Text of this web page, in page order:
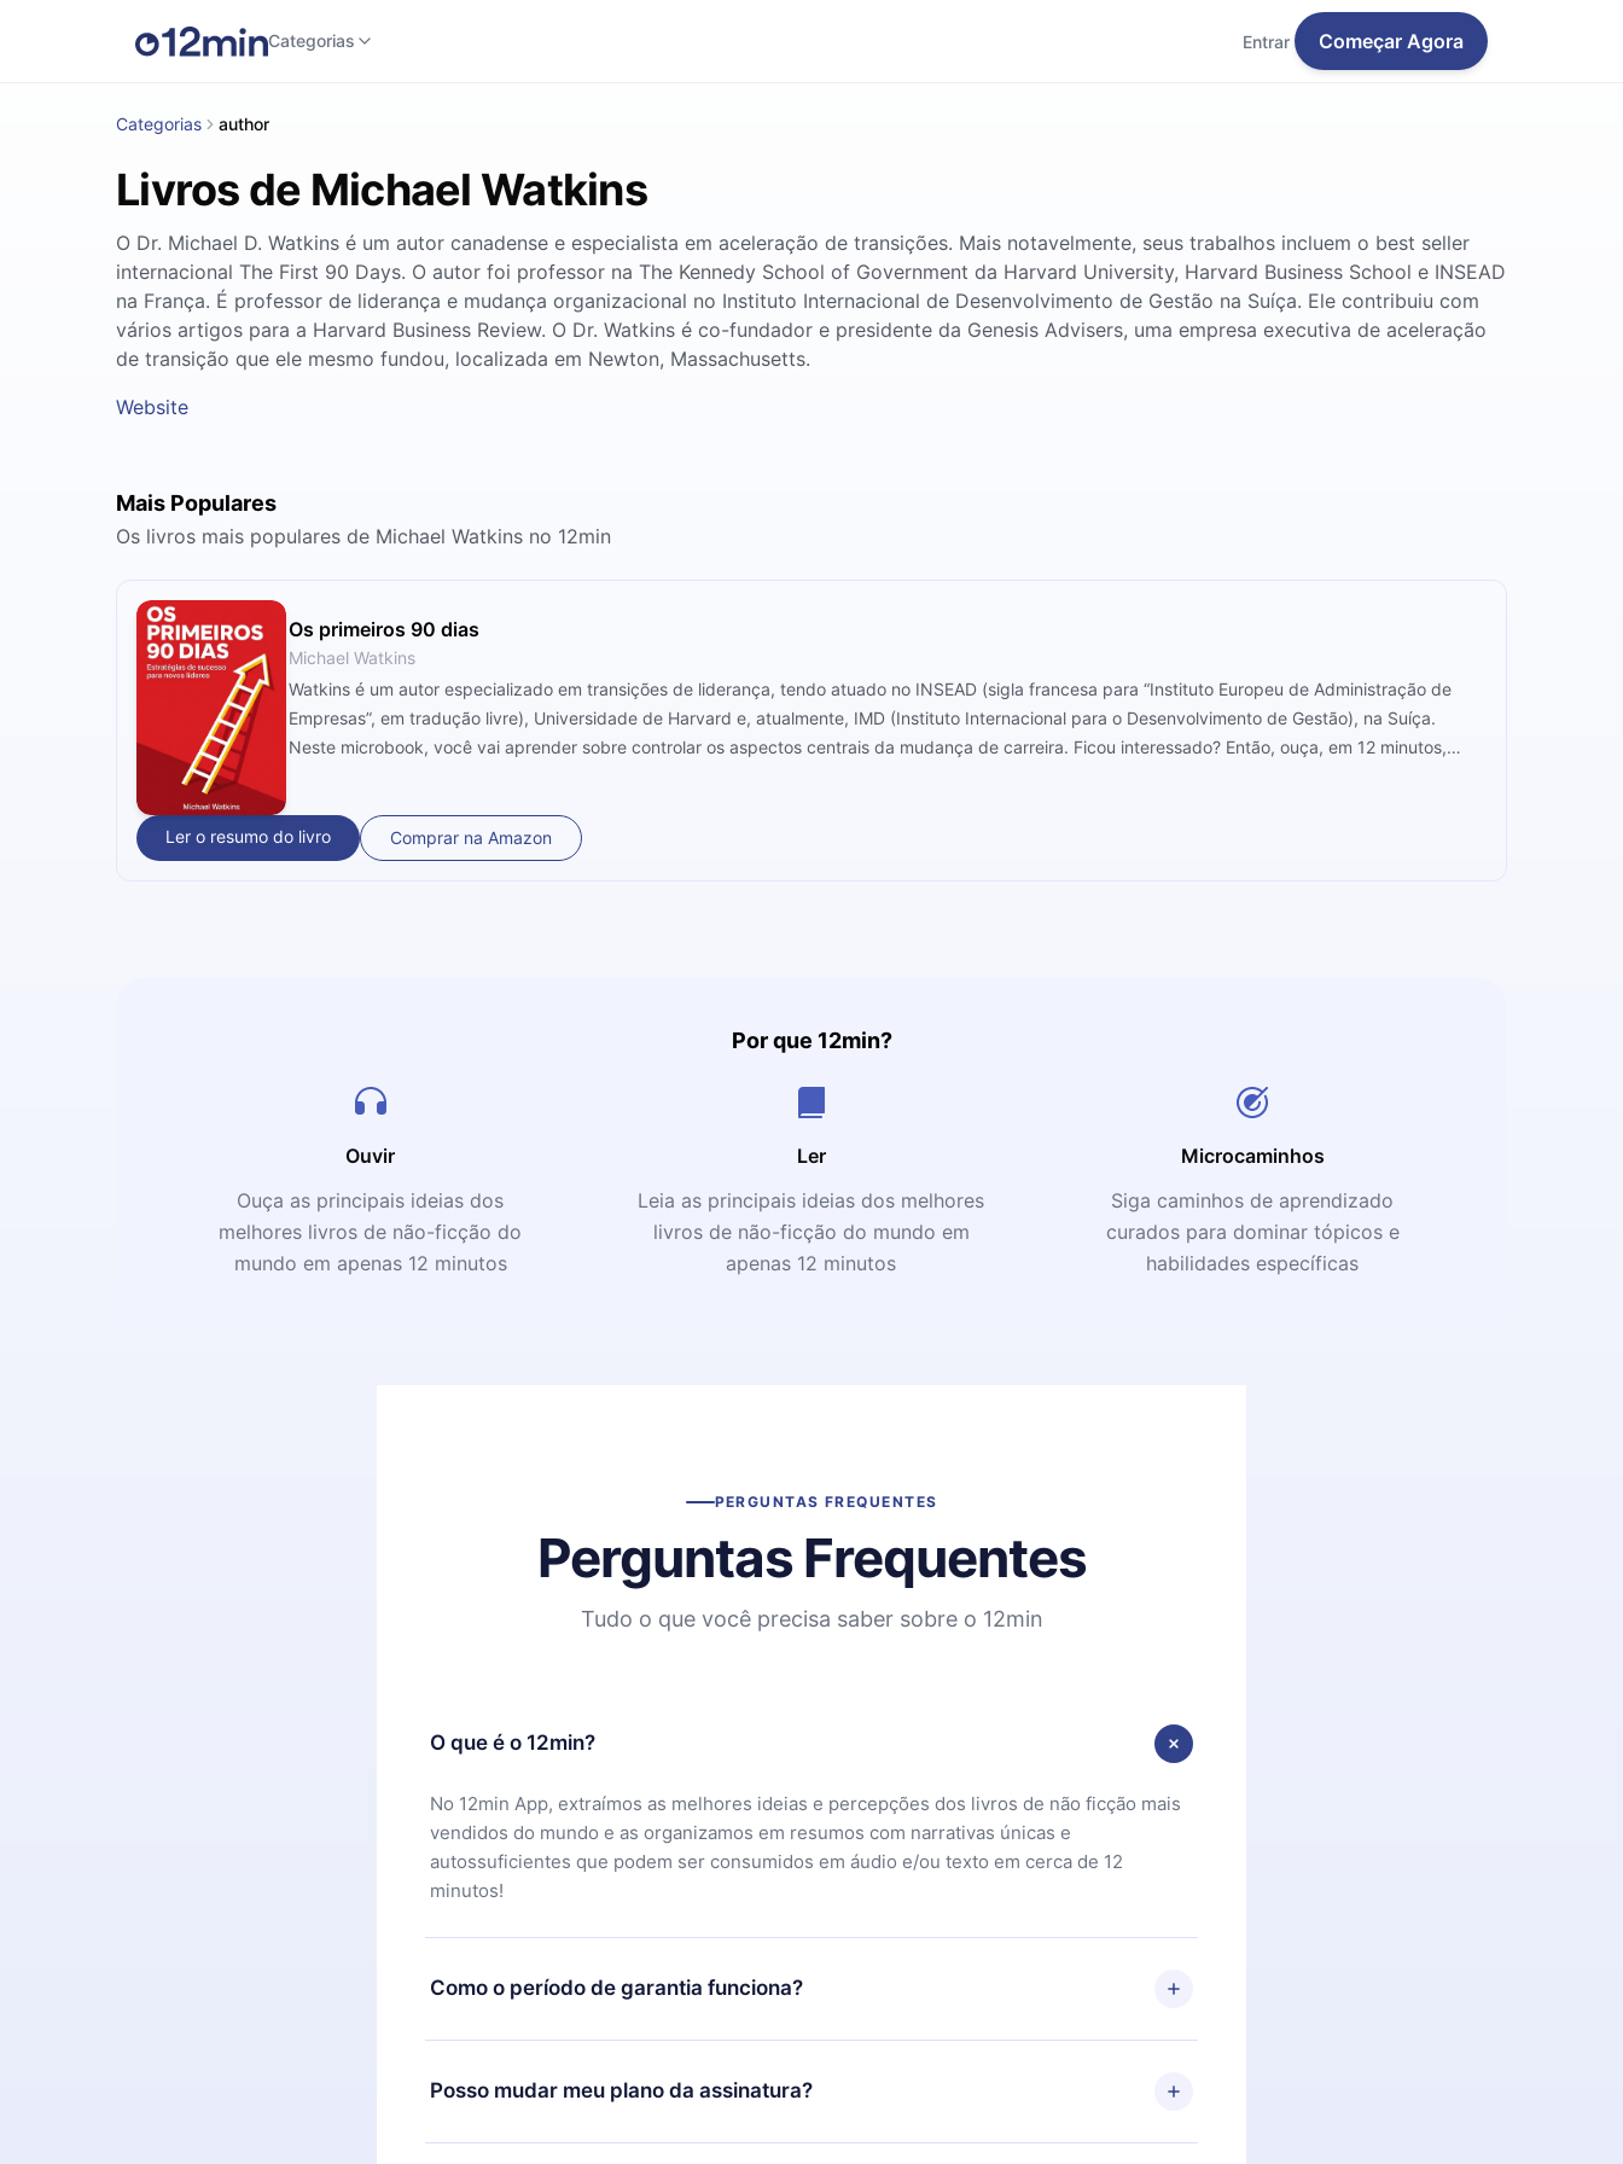
Categorias Entrar Começar Agora
Categorias author
Livros de Michael Watkins
O Dr. Michael D. Watkins é um autor canadense e especialista em aceleração de transições. Mais notavelmente, seus trabalhos incluem o best seller
internacional The First 90 Days. O autor foi professor na The Kennedy School of Government da Harvard University, Harvard Business School e INSEAD
na França. É professor de liderança e mudança organizacional no Instituto Internacional de Desenvolvimento de Gestão na Suíça. Ele contribuiu com
vários artigos para a Harvard Business Review. O Dr. Watkins é co-fundador e presidente da Genesis Advisers, uma empresa executiva de aceleração
de transição que ele mesmo fundou, localizada em Newton, Massachusetts.
Website
Mais Populares
Os livros mais populares de Michael Watkins no 12min
Os primeiros 90 dias
Michael Watkins
Watkins é um autor especializado em transições de liderança, tendo atuado no INSEAD (sigla francesa para “Instituto Europeu de Administração de
Empresas”, em tradução livre), Universidade de Harvard e, atualmente, IMD (Instituto Internacional para o Desenvolvimento de Gestão), na Suíça.
Neste microbook, você vai aprender sobre controlar os aspectos centrais da mudança de carreira. Ficou interessado? Então, ouça, em 12 minutos,
Ler o resumo do livro Comprar na Amazon
Por que 12min?
Ouvir
Ouça as principais ideias dos
melhores livros de não-ficção do
mundo em apenas 12 minutos
Ler
Leia as principais ideias dos melhores
livros de não-ficção do mundo em
apenas 12 minutos
Microcaminhos
Siga caminhos de aprendizado
curados para dominar tópicos e
habilidades específicas
PERGUNTAS FREQUENTES
Perguntas Frequentes
Tudo o que você precisa saber sobre o 12min
O que é o 12min?
No 12min App, extraímos as melhores ideias e percepções dos livros de não ficção mais
vendidos do mundo e as organizamos em resumos com narrativas únicas e
autossuficientes que podem ser consumidos em áudio e/ou texto em cerca de 12
minutos!
Como o período de garantia funciona?
Você pode baixar nosso aplicativo e começar a aproveitar nossa biblioteca. Se por algum
motivo não ficar satisfeito com nossa plataforma, basta entrar em contato com nossa
equipe de suporte (
contato@12min.com
) em até 7 dias após a compra e solicitar o
Posso mudar meu plano da assinatura?
Sim, mas a mudança só se aplicará a partir do próximo período de cobrança. Por